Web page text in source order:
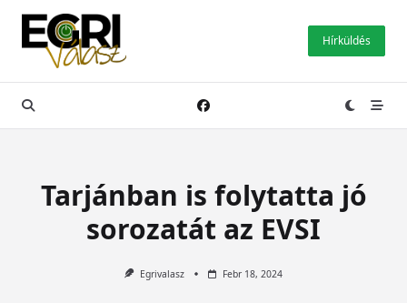
Skip
content
Hírküldés
Tarjánban is folytatta jó
sorozatát az EVSI
Egrivalasz Febr 18, 2024